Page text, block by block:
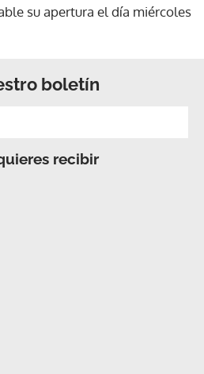
su apertura el día miércoles
boletín
recibir